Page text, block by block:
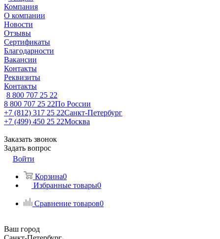
Компания
О компании
Новости
Отзывы
Сертификаты
Благодарности
Вакансии
Контакты
Реквизиты
Контакты
8 800 707 25 22
8 800 707 25 22По России
+7 (812) 317 25 22Санкт-Петербург
+7 (499) 450 25 22Москва
Заказать звонок
Задать вопрос
Войти
Корзина0
Избранные товары0
Сравнение товаров0
Ваш город